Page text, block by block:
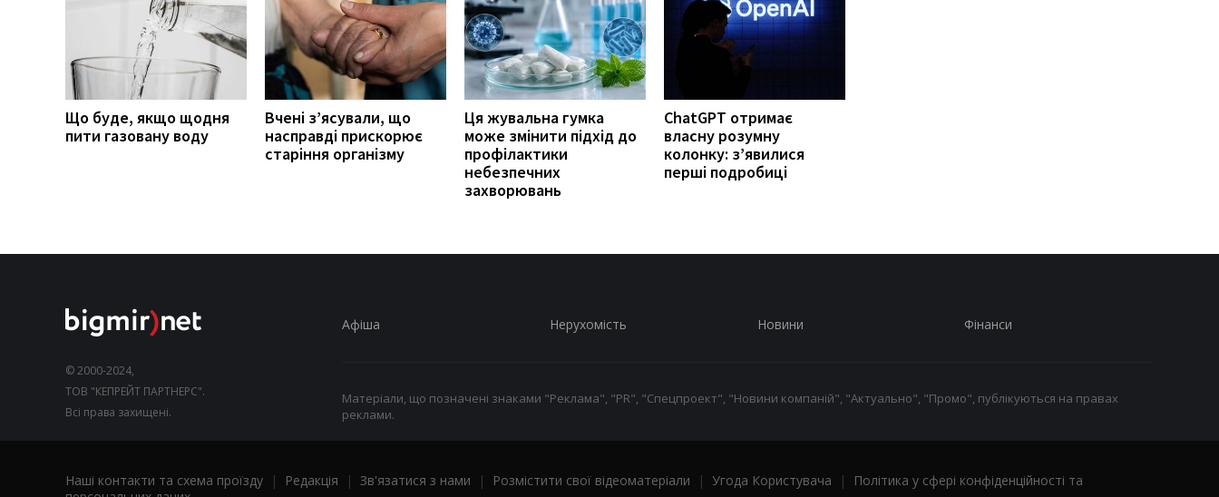
Що буде, якщо щодня
пити газовану воду
Вчені з’ясували, що
насправді прискорює
старіння організму
Ця жувальна гумка
може змінити підхід до
профілактики
небезпечних
захворювань
ChatGPT отримає
власну розумну
колонку: з’явилися
перші подробиці
© 2000-2024,
ТОВ "КЕПРЕЙТ ПАРТНЕРС".
Всі права захищені.
Афіша Нерухомість Новини Фінанси
Матеріали, що позначені знаками "Реклама", "PR", "Спецпроект", "Новини компаній", "Актуально", "Промо", публікуються на правах
реклами.
Наші контакти та схема проїзду | Редакція | Зв'язатися з нами | Розмістити свої відеоматеріали | Угода Користувача |
Політика у сфері конфіденційності та